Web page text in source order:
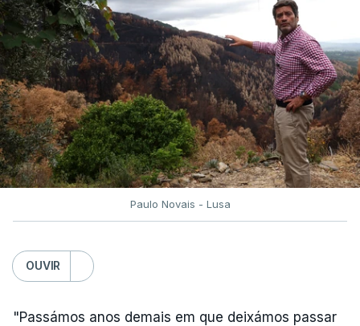
Paulo Novais - Lusa
OUVIR
"Passámos anos demais em que deixámos passar